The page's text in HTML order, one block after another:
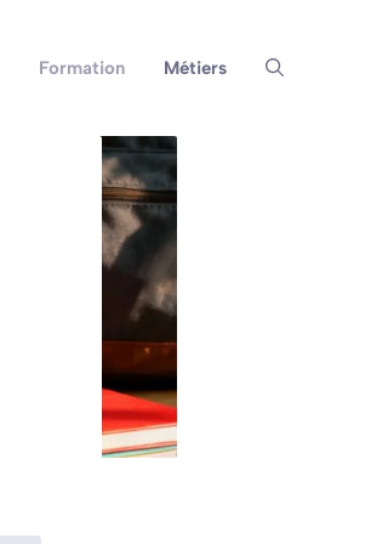
Formation Métiers